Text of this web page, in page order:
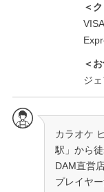
カラオケ
駅」から徒
DAM直営
プレイヤ
＜
＜
ジ